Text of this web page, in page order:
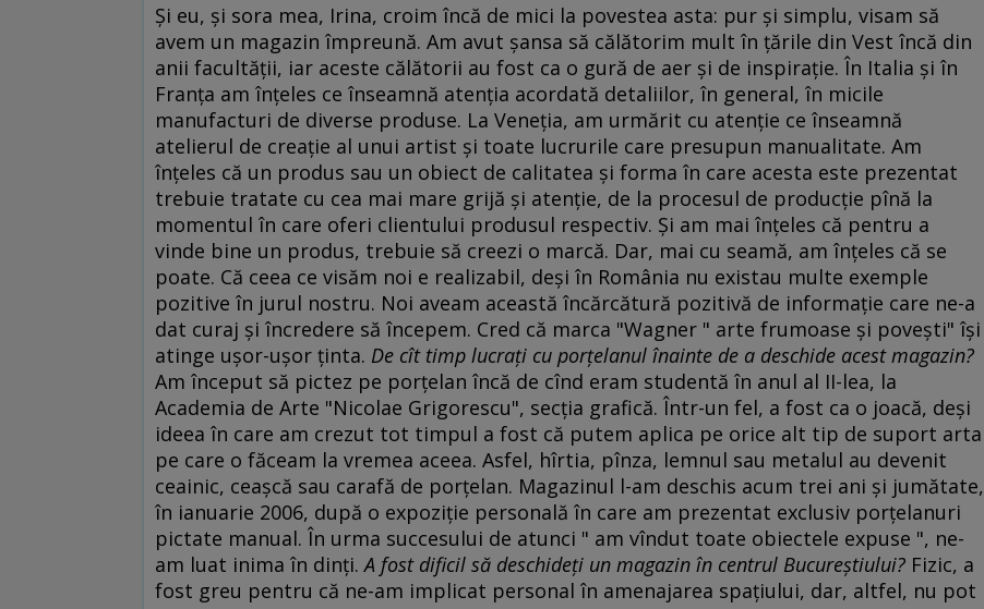
Şi eu, şi sora mea, Irina, croim încă de mici la povestea asta: pur şi simplu, visam să
avem un magazin împreună. Am avut şansa să călătorim mult în ţările din Vest încă din
anii facultăţii, iar aceste călătorii au fost ca o gură de aer şi de inspiraţie. În Italia şi în
Franţa am înţeles ce înseamnă atenţia acordată detaliilor, în general, în micile
manufacturi de diverse produse. La Veneţia, am urmărit cu atenţie ce înseamnă
atelierul de creaţie al unui artist şi toate lucrurile care presupun manualitate. Am
înţeles că un produs sau un obiect de calitatea şi forma în care acesta este prezentat
trebuie tratate cu cea mai mare grijă şi atenţie, de la procesul de producţie pînă la
momentul în care oferi clientului produsul respectiv. Şi am mai înţeles că pentru a
vinde bine un produs, trebuie să creezi o marcă. Dar, mai cu seamă, am înţeles că se
poate. Că ceea ce visăm noi e realizabil, deşi în România nu existau multe exemple
pozitive în jurul nostru. Noi aveam această încărcătură pozitivă de informaţie care ne-a
dat curaj şi încredere să începem. Cred că marca "Wagner " arte frumoase şi poveşti" îşi
atinge uşor-uşor ţinta. De cît timp lucraţi cu porţelanul înainte de a deschide acest magazin?
Am început să pictez pe porţelan încă de cînd eram studentă în anul al II-lea, la
Academia de Arte "Nicolae Grigorescu", secţia grafică. Într-un fel, a fost ca o joacă, deşi
ideea în care am crezut tot timpul a fost că putem aplica pe orice alt tip de suport arta
pe care o făceam la vremea aceea. Asfel, hîrtia, pînza, lemnul sau metalul au devenit
ceainic, ceaşcă sau carafă de porţelan. Magazinul l-am deschis acum trei ani şi jumătate,
în ianuarie 2006, după o expoziţie personală în care am prezentat exclusiv porţelanuri
pictate manual. În urma succesului de atunci " am vîndut toate obiectele expuse ", ne-
am luat inima în dinţi.A fost dificil să deschideţi un magazin în centrul Bucureştiului? Fizic, a
fost greu pentru că ne-am implicat personal în amenajarea spaţiului, dar, altfel, nu pot